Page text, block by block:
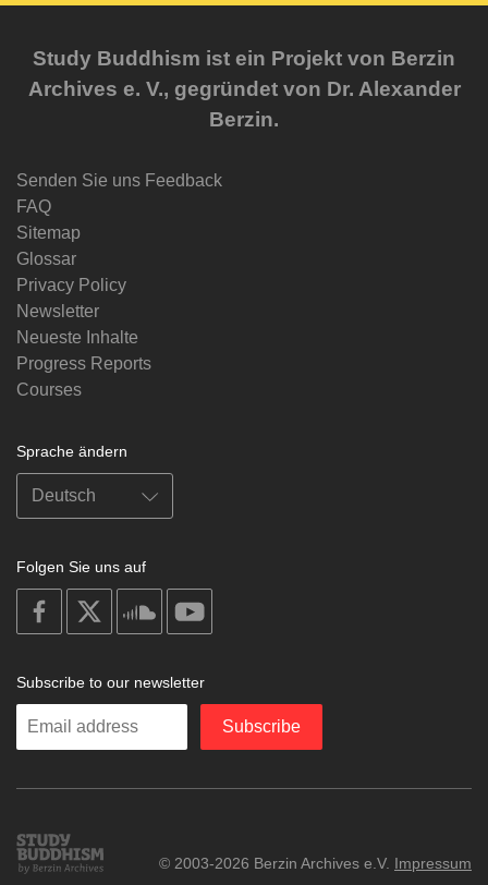
Study Buddhism ist ein Projekt von Berzin
Archives e. V., gegründet von Dr. Alexander
Berzin.
Senden Sie uns Feedback
FAQ
Sitemap
Glossar
Privacy Policy
Newsletter
Neueste Inhalte
Progress Reports
Courses
Sprache ändern
Folgen Sie uns auf
on
facebook
soundcloud
Subscribe to our newsletter
Enter
Subscribe
Study
Buddhism
© 2003-2026 Berzin Archives e.V. Impressum